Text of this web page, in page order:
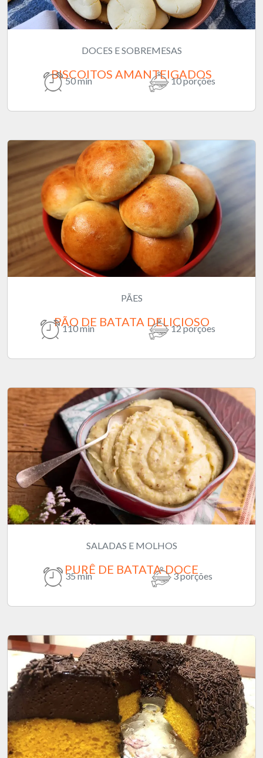
DOCES E SOBREMESAS
BISCOITOS AMANTEIGADOS
50 min 10 porções
PÃES
PÃO DE BATATA DELICIOSO
110 min 12 porções
SALADAS E MOLHOS
PURÊ DE BATATA-DOCE
35 min 3 porções